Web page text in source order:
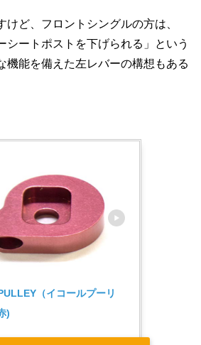
けど、フロントシングルの方は、
シートポストを下げられる」という
機能を備えた左レバーの構想もある
（イコールプーリ
)